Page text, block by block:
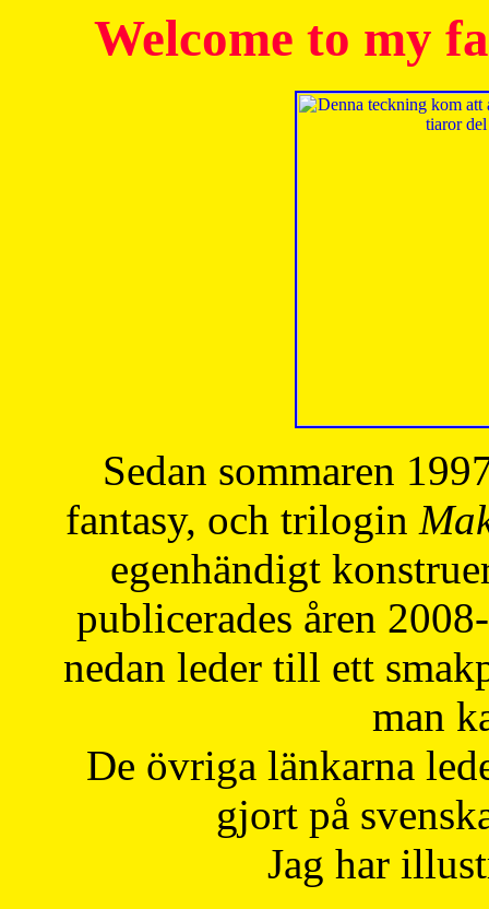
Welcome to my
Sedan sommaren
fantasy, och trilogin
egenhändigt
publicerades åren
nedan leder till ett
man
De övriga länkarna
gjort på
Jag har